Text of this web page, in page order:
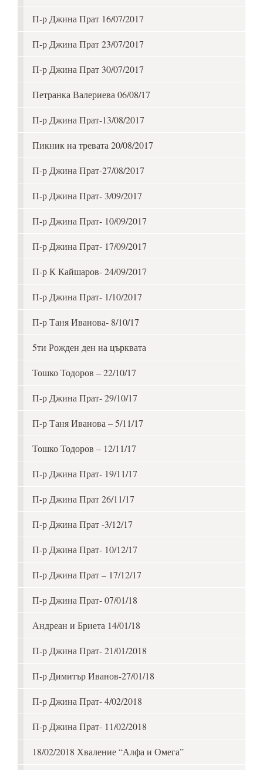
П-р Джина Прат 16/07/2017
П-р Джина Прат 23/07/2017
П-р Джина Прат 30/07/2017
Петранка Валериева 06/08/17
П-р Джина Прат-13/08/2017
Пикник на тревата 20/08/2017
П-р Джина Прат-27/08/2017
П-р Джина Прат- 3/09/2017
П-р Джина Прат- 10/09/2017
П-р Джина Прат- 17/09/2017
П-р К Кайшаров- 24/09/2017
П-р Джина Прат- 1/10/2017
П-р Таня Иванова- 8/10/17
5ти Рожден ден на църквата
Тошко Тодоров – 22/10/17
П-р Джина Прат- 29/10/17
П-р Таня Иванова – 5/11/17
Тошко Тодоров – 12/11/17
П-р Джина Прат- 19/11/17
П-р Джина Прат 26/11/17
П-р Джина Прат -3/12/17
П-р Джина Прат- 10/12/17
П-р Джина Прат – 17/12/17
П-р Джина Прат- 07/01/18
Андреан и Бриета 14/01/18
П-р Джина Прат- 21/01/2018
П-р Димитър Иванов-27/01/18
П-р Джина Прат- 4/02/2018
П-р Джина Прат- 11/02/2018
18/02/2018 Хваление “Алфа и Омега”